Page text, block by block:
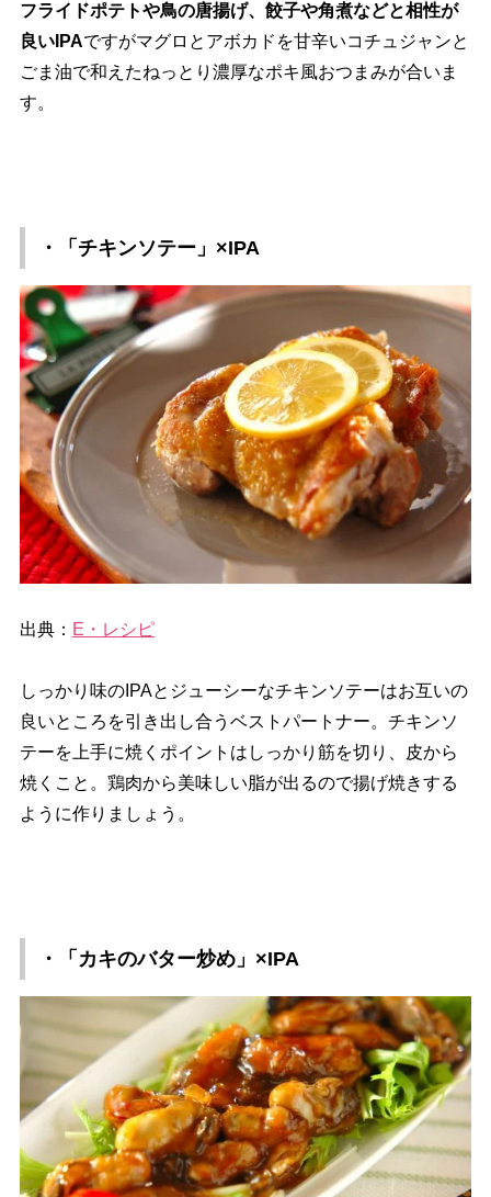
フライドポテトや鳥の唐揚げ、餃子や角煮などと相性が
良いIPAですがマグロとアボカドを甘辛いコチュジャンと
ごま油で和えたねっとり濃厚なポキ風おつまみが合いま
す。
・「チキンソテー」×IPA
出典： E・レシピ
しっかり味のIPAとジューシーなチキンソテーはお互いの
良いところを引き出し合うベストパートナー。チキンソ
テーを上手に焼くポイントはしっかり筋を切り、皮から
焼くこと。鶏肉から美味しい脂が出るので揚げ焼きする
ように作りましょう。
・「カキのバター炒め」×IPA